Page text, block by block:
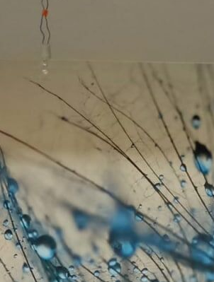
Metodo di
applicazione
continuità
Materiali disponibili
Standard
45 .00 €/m²
Premium
56.6734.00 /m²